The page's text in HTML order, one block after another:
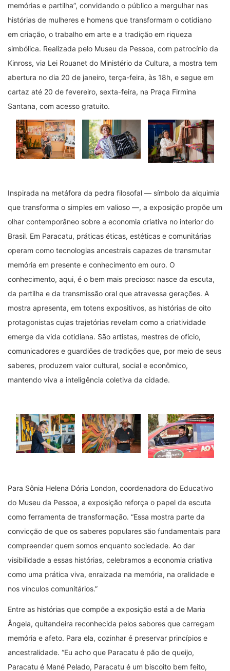
memórias e partilha”, convidando o público a mergulhar nas
histórias de mulheres e homens que transformam o cotidiano
em criação, o trabalho em arte e a tradição em riqueza
simbólica. Realizada pelo Museu da Pessoa, com patrocínio da
Kinross, via Lei Rouanet do Ministério da Cultura, a mostra tem
abertura no dia 20 de janeiro, terça-feira, às 18h, e segue em
cartaz até 20 de fevereiro, sexta-feira, na Praça Firmina
Santana, com acesso gratuito.
Inspirada na metáfora da pedra filosofal — símbolo da alquimia
que transforma o simples em valioso —, a exposição propõe um
olhar contemporâneo sobre a economia criativa no interior do
Brasil. Em Paracatu, práticas éticas, estéticas e comunitárias
operam como tecnologias ancestrais capazes de transmutar
memória em presente e conhecimento em ouro. O
conhecimento, aqui, é o bem mais precioso: nasce da escuta,
da partilha e da transmissão oral que atravessa gerações. A
mostra apresenta, em totens expositivos, as histórias de oito
protagonistas cujas trajetórias revelam como a criatividade
emerge da vida cotidiana. São artistas, mestres de ofício,
comunicadores e guardiões de tradições que, por meio de seus
saberes, produzem valor cultural, social e econômico,
mantendo viva a inteligência coletiva da cidade.
Para Sônia Helena Dória London, coordenadora do Educativo
do Museu da Pessoa, a exposição reforça o papel da escuta
como ferramenta de transformação. “Essa mostra parte da
convicção de que os saberes populares são fundamentais para
compreender quem somos enquanto sociedade. Ao dar
visibilidade a essas histórias, celebramos a economia criativa
como uma prática viva, enraizada na memória, na oralidade e
nos vínculos comunitários.”
Entre as histórias que compõe a exposição está a de Maria
Ângela, quitandeira reconhecida pelos sabores que carregam
memória e afeto. Para ela, cozinhar é preservar princípios e
ancestralidade. “Eu acho que Paracatu é pão de queijo,
Paracatu é Mané Pelado, Paracatu é um biscoito bem feito,